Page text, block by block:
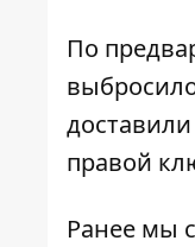
По
правой
Ранее мы